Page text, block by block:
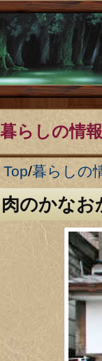
暮らしの情
Top/暮らしの
肉のかな
メニュー